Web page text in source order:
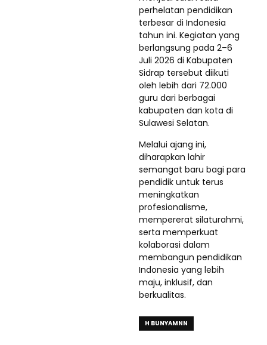
perhelatan pendidikan
terbesar di Indonesia
tahun ini. Kegiatan yang
berlangsung pada 2–6
Juli 2026 di Kabupaten
Sidrap tersebut diikuti
oleh lebih dari 72.000
guru dari berbagai
kabupaten dan kota di
Sulawesi Selatan.
Melalui ajang ini,
diharapkan lahir
semangat baru bagi para
pendidik untuk terus
meningkatkan
profesionalisme,
mempererat silaturahmi,
serta memperkuat
kolaborasi dalam
membangun pendidikan
Indonesia yang lebih
maju, inklusif, dan
berkualitas.
H BUNYAMNN